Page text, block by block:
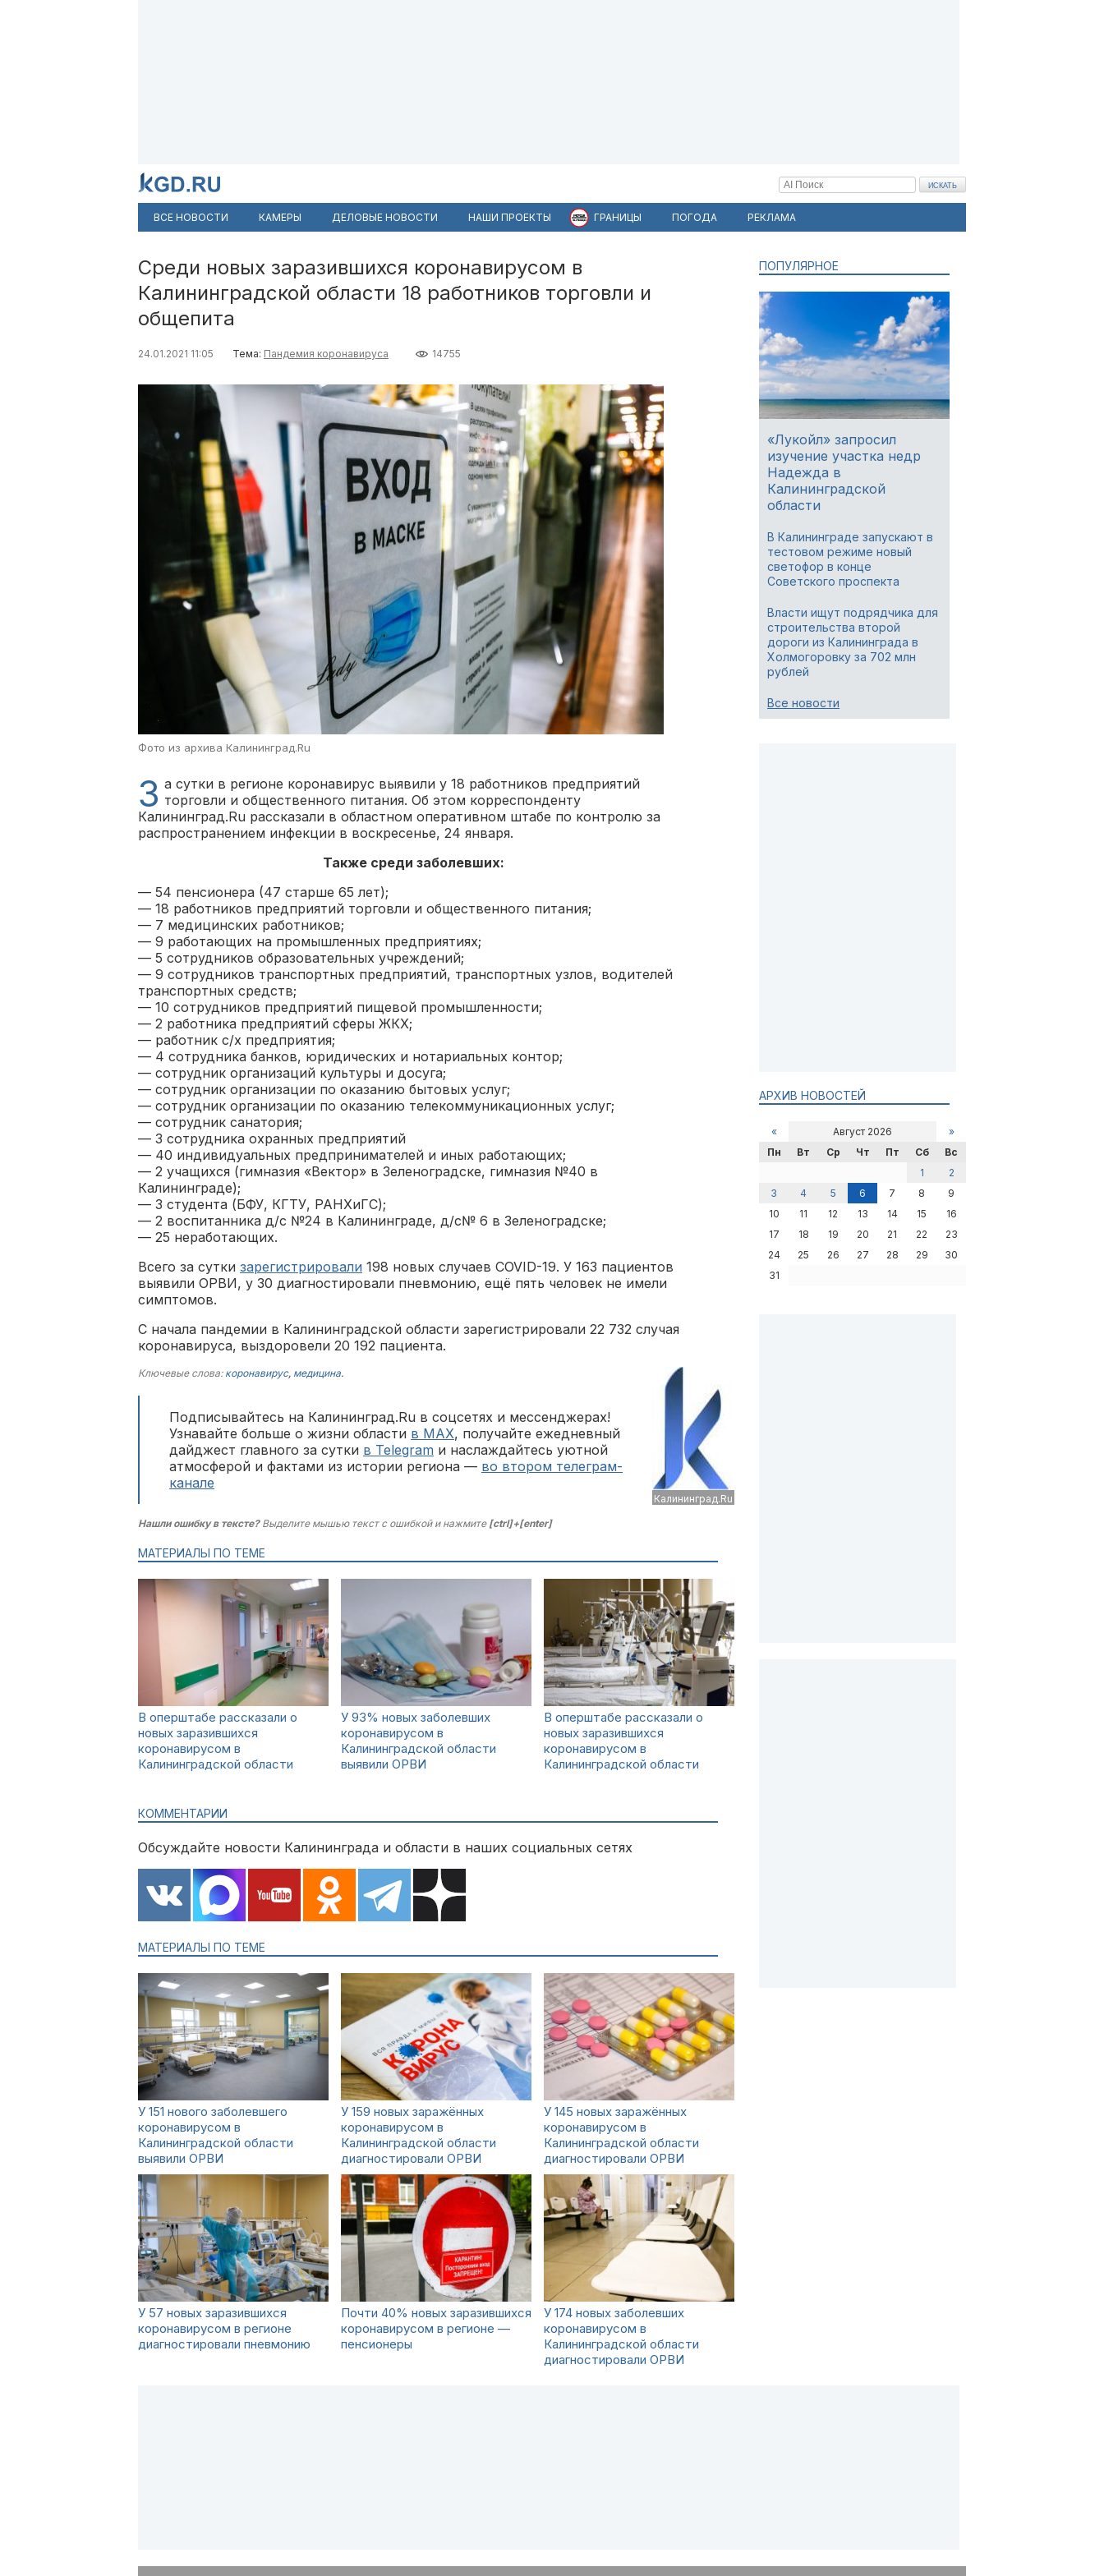
ВСЕ НОВОСТИ КАМЕРЫ ДЕЛОВЫЕ НОВОСТИ НАШИ ПРОЕКТЫ ГРАНИЦЫ ПОГОДА РЕКЛАМА
Среди новых заразившихся коронавирусом в
Калининградской области 18 работников торговли и
общепита
24.01.2021 11:05 Тема: Пандемия коронавируса 14755
Фото из архива Калининград.Ru
З а сутки в регионе коронавирус выявили у 18 работников предприятий
торговли и общественного питания. Об этом корреспонденту
Калининград.Ru рассказали в областном оперативном штабе по контролю за
распространением инфекции в воскресенье, 24 января.
Также среди заболевших:
— 54 пенсионера (47 старше 65 лет);
— 18 работников предприятий торговли и общественного питания;
— 7 медицинских работников;
— 9 работающих на промышленных предприятиях;
— 5 сотрудников образовательных учреждений;
— 9 сотрудников транспортных предприятий, транспортных узлов, водителей
транспортных средств;
— 10 сотрудников предприятий пищевой промышленности;
— 2 работника предприятий сферы ЖКХ;
— работник с/х предприятия;
— 4 сотрудника банков, юридических и нотариальных контор;
— сотрудник организаций культуры и досуга;
— сотрудник организации по оказанию бытовых услуг;
— сотрудник организации по оказанию телекоммуникационных услуг;
— сотрудник санатория;
— 3 сотрудника охранных предприятий
— 40 индивидуальных предпринимателей и иных работающих;
— 2 учащихся (гимназия «Вектор» в Зеленоградске, гимназия №40 в
Калининграде);
— 3 студента (БФУ, КГТУ, РАНХиГС);
— 2 воспитанника д/с №24 в Калининграде, д/с№ 6 в Зеленоградске;
— 25 неработающих.
Всего за сутки зарегистрировали 198 новых случаев COVID-19. У 163 пациентов
выявили ОРВИ, у 30 диагностировали пневмонию, ещё пять человек не имели
симптомов.
С начала пандемии в Калининградской области зарегистрировали 22 732 случая
коронавируса, выздоровели 20 192 пациента.
Калининград.Ru
Ключевые слова: коронавирус, медицина.
Подписывайтесь на Калининград.Ru в соцсетях и мессенджерах!
Узнавайте больше о жизни области в MAX, получайте ежедневный
дайджест главного за сутки в Telegram и наслаждайтесь уютной
атмосферой и фактами из истории региона — во втором телеграм-
канале
Нашли ошибку в тексте?Выделите мышью текст с ошибкой и нажмите [ctrl]+[enter]
МАТЕРИАЛЫ ПО ТЕМЕ
В оперштабе рассказали о
новых заразившихся
коронавирусом в
Калининградской области
У 93% новых заболевших
коронавирусом в
Калининградской области
выявили ОРВИ
В оперштабе рассказали о
новых заразившихся
коронавирусом в
Калининградской области
КОММЕНТАРИИ
Обсуждайте новости Калининграда и области в наших социальных сетях
МАТЕРИАЛЫ ПО ТЕМЕ
У 151 нового заболевшего
коронавирусом в
Калининградской области
выявили ОРВИ
У 159 новых заражённых
коронавирусом в
Калининградской области
диагностировали ОРВИ
У 145 новых заражённых
коронавирусом в
Калининградской области
диагностировали ОРВИ
У 57 новых заразившихся
коронавирусом в регионе
диагностировали пневмонию
Почти 40% новых заразившихся
коронавирусом в регионе —
пенсионеры
У 174 новых заболевших
коронавирусом в
Калининградской области
диагностировали ОРВИ
ПОПУЛЯРНОЕ
«Лукойл» запросил
изучение участка недр
Надежда в
Калининградской
области
В Калининграде запускают в
тестовом режиме новый
светофор в конце
Советского проспекта
Власти ищут подрядчика для
строительства второй
дороги из Калининграда в
Холмогоровку за 702 млн
рублей
Все новости
АРХИВ НОВОСТЕЙ
« Август 2026
»
Пн
Вт Ср Чт Пт Сб
Вс
1
2
3
4 5 6 7 8
9
10
11 12 13 14 15
16
17
18 19 20 21 22
23
24
25 26 27 28 29
30
31